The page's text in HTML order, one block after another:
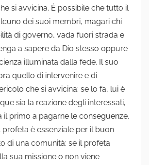
si avvicina. È possibile che tutto il
dei suoi membri, magari chi
di governo, vada fuori strada e
a sapere da Dio stesso oppure
illuminata dalla fede. Il suo
quello di intervenire e di
che si avvicina: se lo fa, lui è
sia la reazione degli interessati,
il primo a pagarne le conseguenze.
è essenziale per il buon
di una comunità: se il profeta
sua missione o non viene